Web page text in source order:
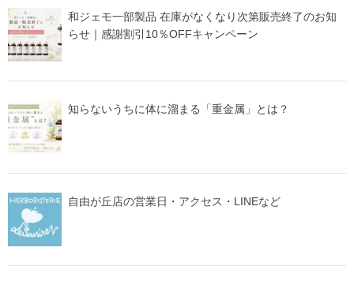
和ジェモ一部製品 在庫がなくなり次第販売終了のお知
らせ｜感謝割引10％OFFキャンペーン
知らないうちに体に溜まる「重金属」とは？
自由が丘店の営業日・アクセス・LINEなど